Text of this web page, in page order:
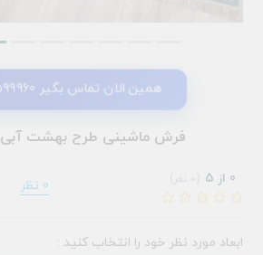
همین الان تماس بگیر 09905599960
فرش ماشینی طرح بهشت آبی 1200 شانه
0 از 5 0 نظر
ابعاد مورد نظر خود را انتخاب کنید :